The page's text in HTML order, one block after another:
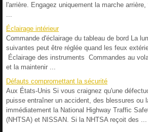
l'arrière. Engagez uniquement la marche
Éclairage intérieur
Commande d'éclairage du tableau de bord La
suivantes peut être réglée quand les feux
Éclairage des instruments Commandes au
et la maintenir ...
Défauts compromettant la sécurité
Aux États-Unis Si vous craignez qu'une
puisse entraîner un accident, des blessures ou
immédiatement la National Highway Traffic
(NHTSA) et NISSAN. Si la NHTSA reçoit des ...